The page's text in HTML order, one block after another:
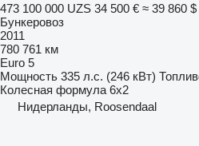
473 100 000 UZS 34 500 € ≈ 39 860 $
Бункеровоз
2011
780 761 км
Euro 5
Мощность 335 л.с. (246 кВт)
Колесная формула 6x2
Нидерланды, Roosendaal